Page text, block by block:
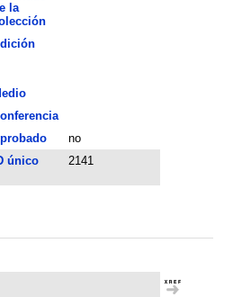
la
no
único 2141